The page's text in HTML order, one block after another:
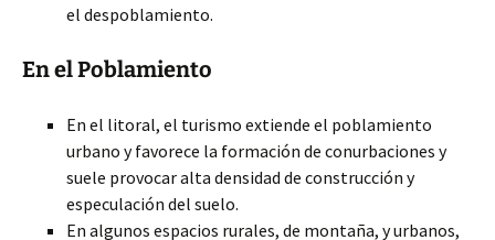
el despoblamiento.
En el Poblamiento
En el litoral, el turismo extiende el poblamiento
urbano y favorece la formación de conurbaciones y
suele provocar alta densidad de construcción y
especulación del suelo.
En algunos espacios rurales, de montaña, y urbanos,